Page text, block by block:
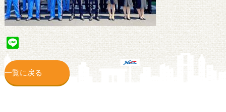
Line
一覧に戻る